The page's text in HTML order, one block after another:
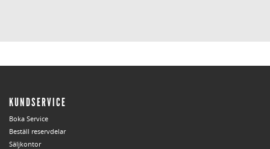
KUNDSERVICE
Boka Service
Beställ reservdelar
Säljkontor